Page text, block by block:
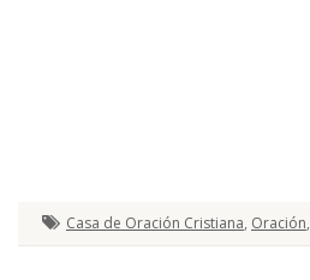
Casa de Oración Cristiana, Oración,